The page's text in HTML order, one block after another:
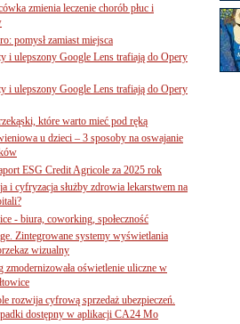
zmienia leczenie chorób płuc i
pomysł zamiast miejsca
i ulepszony Google Lens trafiają do Opery
i ulepszony Google Lens trafiają do Opery
które warto mieć pod ręką
u dzieci – 3 sposoby na oswajanie
ESG Credit Agricole za 2025 rok
i cyfryzacja służby zdrowia lekarstwem na
- biura, coworking, społeczność
Zintegrowane systemy wyświetlania
wizualny
zmodernizowała oświetlenie uliczne w
rozwija cyfrową sprzedaż ubezpieczeń.
dostępny w aplikacji CA24 Mo